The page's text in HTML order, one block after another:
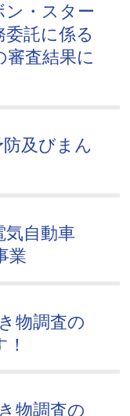
ン・スター
委託に係る
査結果に
及びまん
自動車
業
物調査の
物調査の